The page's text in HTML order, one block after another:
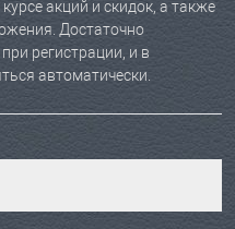
акций и скидок, а также
Достаточно
регистрации, и в
автоматически.